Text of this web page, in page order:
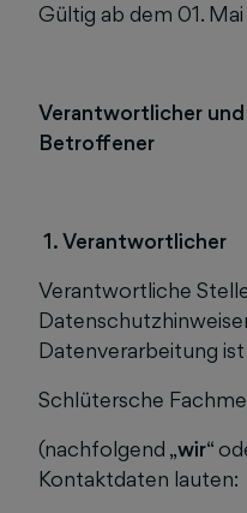
Gültig ab dem 01.
Verantwortlicher
Betroffener
1. Verantwortlicher
Verantwortliche
Datenverarbeitung ist
Schlütersche
(nachfolgend „wir“
Kontaktdaten lauten: